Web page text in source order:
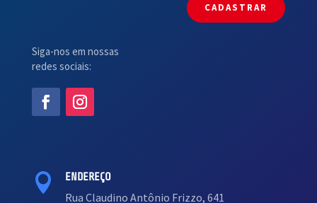
CADASTRAR
Siga-nos em nossas
redes sociais:
 ENDEREÇO
Rua Claudino Antônio Frizzo, 641